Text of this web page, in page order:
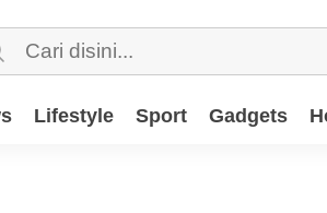
Lifestyle Sport Gadgets